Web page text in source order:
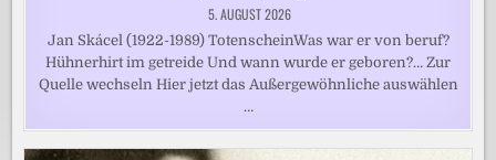
5. AUGUST 2026
Jan Skácel (1922-1989) TotenscheinWas war er von beruf?
Hühnerhirt im getreide Und wann wurde er geboren?… Zur
Quelle wechseln Hier jetzt das Außergewöhnliche auswählen
…